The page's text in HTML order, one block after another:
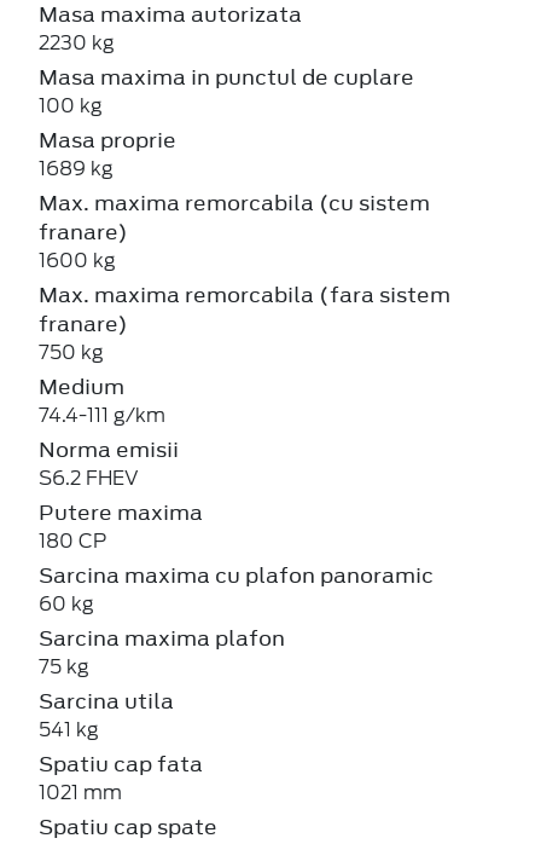
Masa maxima autorizata
2230 kg
Masa maxima in punctul de cuplare
100 kg
Masa proprie
1689 kg
Max. maxima remorcabila (cu sistem
franare)
1600 kg
Max. maxima remorcabila (fara sistem
franare)
750 kg
Medium
74.4-111 g/km
Norma emisii
S6.2 FHEV
Putere maxima
180 CP
Sarcina maxima cu plafon panoramic
60 kg
Sarcina maxima plafon
75 kg
Sarcina utila
541 kg
Spatiu cap fata
1021 mm
Spatiu cap spate